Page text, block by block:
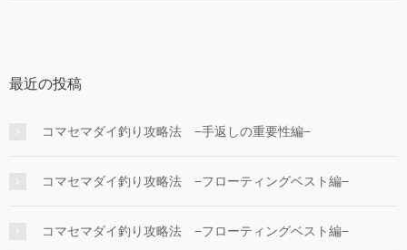
最近の投稿
コマセマダイ釣り攻略法 −手返しの重要性編−
コマセマダイ釣り攻略法 −フローティングベスト編−
コマセマダイ釣り攻略法 −フローティングベスト編−